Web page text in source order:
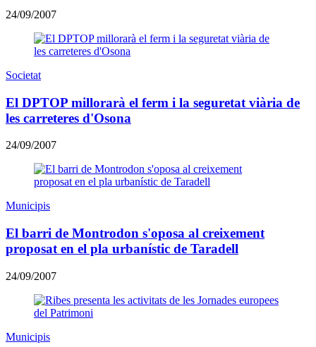
24/09/2007
Societat
El DPTOP millorarà el ferm i la seguretat viària de
les carreteres d'Osona
24/09/2007
Municipis
El barri de Montrodon s'oposa al creixement
proposat en el pla urbanístic de Taradell
24/09/2007
Municipis